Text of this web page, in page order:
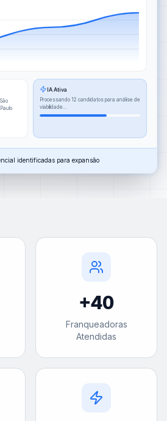
São
Paulo
IA Ativa
Processando 12 candidatos para análise de
viabilidade...
identificadas para expansão
+40
Franqueadoras
Atendidas